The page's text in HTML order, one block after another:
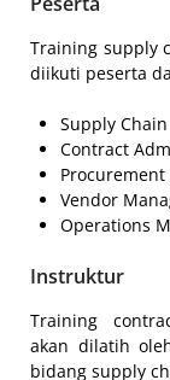
Training supply
diikuti peserta
Supply
Contract
Vendor
Operations
Instruktur
Training
akan dilatih
bidang supply